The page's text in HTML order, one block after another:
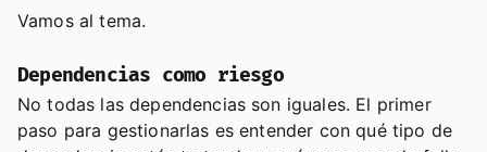
Vamos al tema.
Dependencias como riesgo
No todas las dependencias son iguales. El primer
paso para gestionarlas es entender con qué tipo de